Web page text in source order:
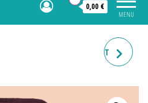
MENU
0,00 €
SWEAT ENFANT "LA VIE EST